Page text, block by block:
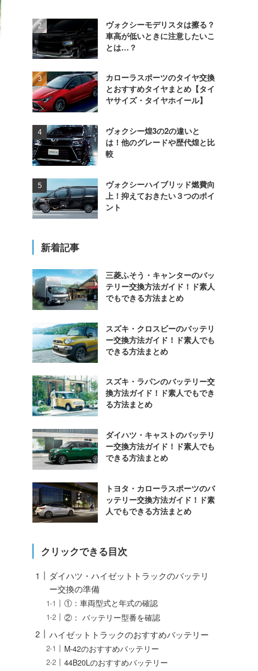
ヴォクシーモデリスタは擦る？
車高が低いときに注意したいこ
とは…？
カローラスポーツのタイヤ交換
とおすすめタイヤまとめ【タイ
ヤサイズ・タイヤホイール】
ヴォクシー煌3の2の違いと
は！他のグレードや歴代煌と比
較
ヴォクシーハイブリッド燃費向
上！抑えておきたい３つのポイ
ント
新着記事
三菱ふそう・キャンターのバッ
テリー交換方法ガイド！ド素人
でもできる方法まとめ
スズキ・クロスビーのバッテリ
ー交換方法ガイド！ド素人でも
できる方法まとめ
スズキ・ラパンのバッテリー交
換方法ガイド！ド素人でもでき
る方法まとめ
ダイハツ・キャストのバッテリ
ー交換方法ガイド！ド素人でも
できる方法まとめ
トヨタ・カローラスポーツのバ
ッテリー交換方法ガイド！ド素
人でもできる方法まとめ
クリックできる目次
ダイハツ・ハイゼットトラックのバッテリ
ー交換の準備
①：車両型式と年式の確認
②： バッテリー型番を確認
ハイゼットトラックのおすすめバッテリー
M-42のおすすめバッテリー
44B20Lのおすすめバッテリー